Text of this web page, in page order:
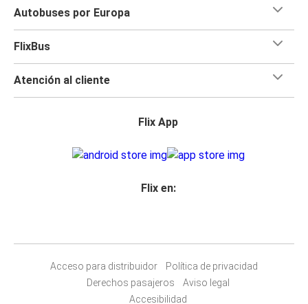
Pontevedra
Guimarães
Guimarães
Marsella
Valladolid
Guimarães
Autobuses por Europa
FlixBus
Atención al cliente
Flix App
Flix en:
Acceso para distribuidor
Política de privacidad
Derechos pasajeros
Aviso legal
Accesibilidad